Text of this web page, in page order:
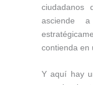
ciudadanos
asciende
contienda en
Y aquí hay